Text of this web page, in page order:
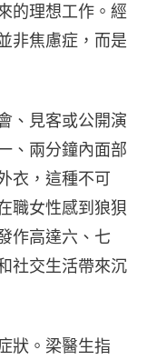
的理想工作。經
非焦慮症，而是
、見客或公開演
、兩分鐘內面部
衣，這種不可
職女性感到狼狽
作高達六、七
社交生活帶來沉
狀。梁醫生指